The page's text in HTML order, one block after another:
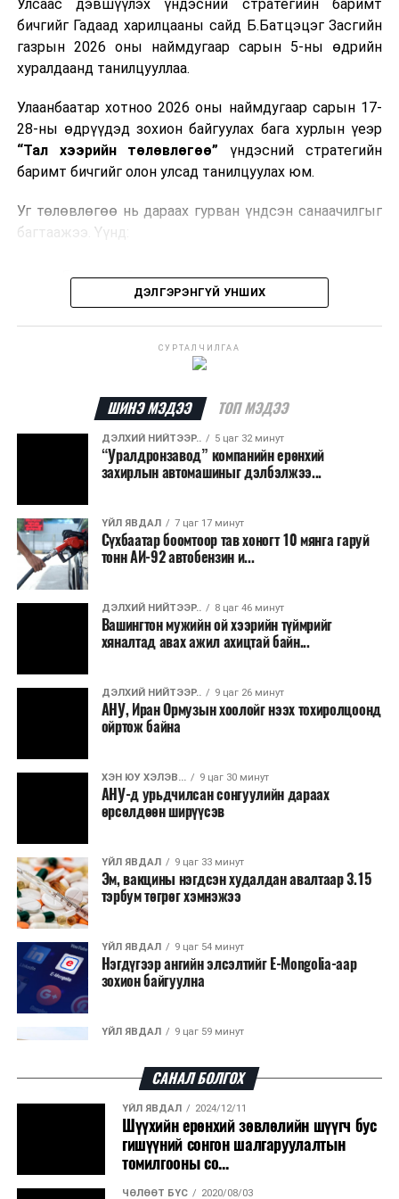
хоёрдугаар сарын 1 хүртэл тэг хувиар тогтоолоо.
Мөн газрын тосны бүтээгдэхүүн, шатахууныг хилээр
шуурхай нэвтрүүлэх, тээвэрлэх, буулгах, гадаад
вагонцистерний ашиглалтын төлбөр, хураамжийг
хөнгөвчлөх, шаардлага хангасан зөвшөөрлийн
хүсэлтийг түргэн шийдвэрлэх, шатахууны
нийлүүлэлтийн тогтвортой байдлыг хангахыг
холбогдох сайд нарт үүрэг болголоо.
Улсаас дэвшүүлэх үндэсний стратегийн баримт
бичгийг Гадаад харилцааны сайд Б.Батцэцэг Засгийн
газрын 2026 оны наймдугаар сарын 5-ны өдрийн
хуралдаанд танилцууллаа.
Улаанбаатар хотноо 2026 оны наймдугаар сарын 17-
28-ны өдрүүдэд зохион байгуулах бага хурлын үеэр
“Тал хээрийн төлөвлөгөө” үндэсний стратегийн
баримт бичгийг олон улсад танилцуулах юм.
Уг төлөвлөгөө нь дараах гурван үндсэн санаачилгыг
багтаажээ. Үүнд:
Бэлчээрийн тэргүүлэх санаачилга
Ус, газрын нэгдсэн менежментийн санаачилга
дэд бүтцийн санаачилга
Эдгээр санаачилгын хүрээнд нийт
хэрэгжүүлэхээр төлөвлөж,
6.5 тэрбум ам.долларын
санхүүжилт
татахаар зорьж байна. Нэг төслийн
дундаж санхүүжилтийн хэмжээ700 мянган
байхаар тооцжээ.
ДЭЛГЭРЭНГҮЙ УНШИХ
СУРТАЛЧИЛГАА
ШИНЭ МЭДЭЭ ТОП МЭДЭЭ
ДЭЛХИЙ НИЙТЭЭР.. 5 цаг 32 минут
“Уралдронзавод” компанийн ерөнхий
захирлын автомашиныг дэлбэлжээ...
ҮЙЛ ЯВДАЛ 7 цаг 17 минут
Сүхбаатар боомтоор тав хоногт 10 мянга гаруй
тонн АИ-92 автобензин и...
ДЭЛХИЙ НИЙТЭЭР.. 8 цаг 46 минут
Вашингтон мужийн ой хээрийн түймрийг
хяналтад авах ажил ахицтай байн...
ДЭЛХИЙ НИЙТЭЭР.. 9 цаг 26 минут
АНУ, Иран Ормузын хоолойг нээх тохиролцоонд
ойртож байна
ХЭН ЮУ ХЭЛЭВ... 9 цаг 30 минут
АНУ-д урьдчилсан сонгуулийн дараах
өрсөлдөөн ширүүсэв
ҮЙЛ ЯВДАЛ 9 цаг 33 минут
Эм, вакцины нэгдсэн худалдан авалтаар 3.15
тэрбум төгрөг хэмнэжээ
ҮЙЛ ЯВДАЛ 9 цаг 54 минут
Нэгдүгээр ангийн элсэлтийг E-Mongolia-аар
зохион байгуулна
ҮЙЛ ЯВДАЛ 9 цаг 59 минут
талаас илүү хувь нь 13-аас...
ҮЙЛ ЯВДАЛ
Засгийн газар энэ оныг дуустал санхүүгийн
хэмнэлтийн горимд шилжинэ
САНАЛ БОЛГОХ
ҮЙЛ ЯВДАЛ 2024/12/11
Шүүхийн ерөнхий зөвлөлийн шүүгч бус
гишүүний сонгон шалгаруулалтын
томилгооны со...
ЧӨЛӨӨТ БҮС 2020/08/03